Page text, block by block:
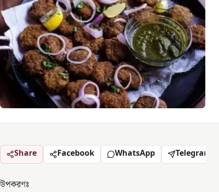
Share Facebook WhatsApp Telegram
উপকরণঃ